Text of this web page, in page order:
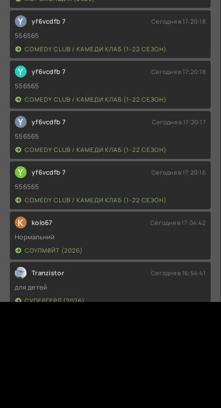
Y yf6vcdfb 7 Сегодня в 17:20:18
556565
COMEDY CLUB / КАМЕДИ КЛАБ (1-22 СЕЗОН)
Y yf6vcdfb 7 Сегодня в 17:20:18
556565
COMEDY CLUB / КАМЕДИ КЛАБ (1-22 СЕЗОН)
Y yf6vcdfb 7 Сегодня в 17:20:17
556565
COMEDY CLUB / КАМЕДИ КЛАБ (1-22 СЕЗОН)
Y yf6vcdfb 7 Сегодня в 17:20:16
556565
COMEDY CLUB / КАМЕДИ КЛАБ (1-22 СЕЗОН)
K kolo67 Сегодня в 17:04:42
Нормальний
СОУЛМ8ЙТ (2026)
Tranzistor Сегодня в 16:54:41
для детей
СУПЕРГЕРЛ (2026)